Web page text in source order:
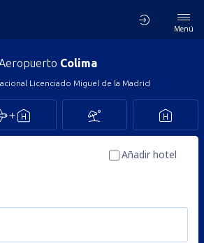
Menú
Colima
Licenciado Miguel de la Madrid
Añadir hotel